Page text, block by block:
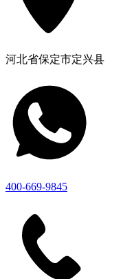
河北省保定市定兴县
400-669-9845